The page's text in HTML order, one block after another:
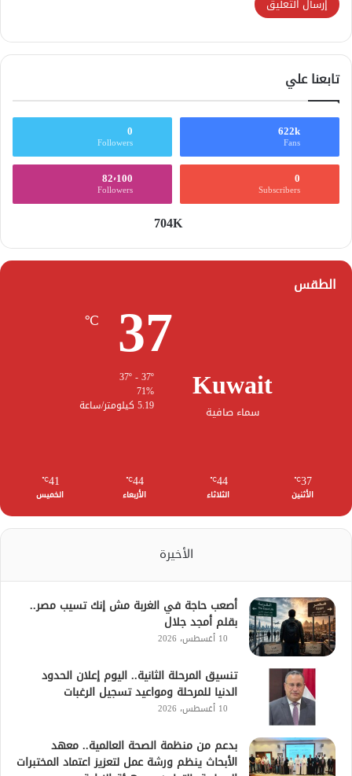
تابعنا علي
622k
Fans
0
Followers
0
Subscribers
82٬100
Followers
704K
الطقس
Kuwait
سماء صافية
37
℃
71%
5.19 كيلومتر/ساعة
37
℃
الأثنين
44
℃
الثلاثاء
44
℃
الأربعاء
41
℃
الخميس
الأخيرة
أصعب حاجة في الغربة مش إنك تسيب مصر..
بقلم أمجد جلال
10 أغسطس، 2026
تنسيق المرحلة الثانية.. اليوم إعلان الحدود
الدنيا للمرحلة ومواعيد تسجيل الرغبات
10 أغسطس، 2026
بدعم من منظمة الصحة العالمية.. معهد
الأبحاث ينظم ورشة عمل لتعزيز اعتماد المختبرات